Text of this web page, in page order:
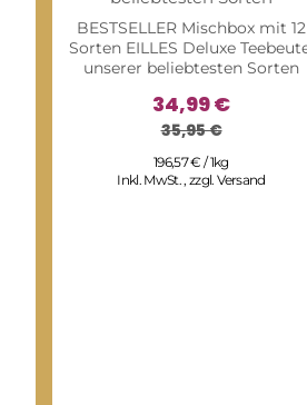
BESTSELLER Mischbox mit 12
Sorten EILLES Deluxe
unserer beliebtesten Sorten
34,99 €
35,95 €
196,57 € / 1kg
Inkl. MwSt.,zzgl.Versand